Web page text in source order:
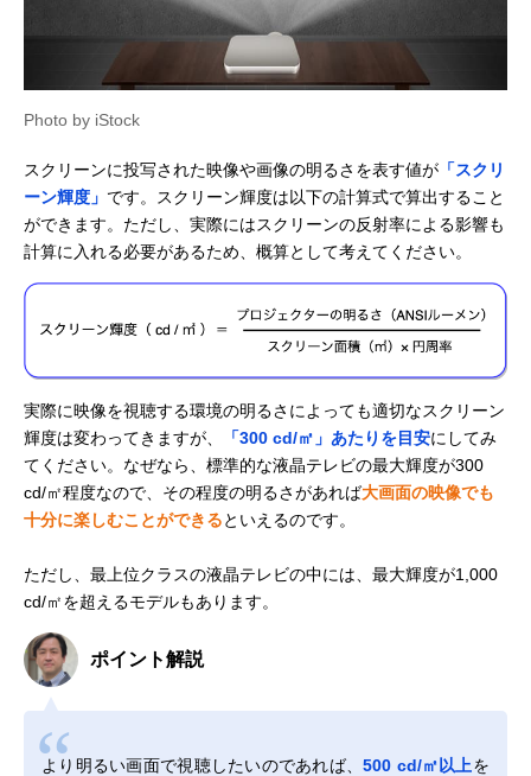
Photo by iStock
スクリーンに投写された映像や画像の明るさを表す値が 「スクリ
ーン輝度」 です。スクリーン輝度は以下の計算式で算出すること
ができます。ただし、実際にはスクリーンの反射率による影響も
計算に入れる必要があるため、概算として考えてください。
実際に映像を視聴する環境の明るさによっても適切なスクリーン
輝度は変わってきますが、
「300 cd/㎡」あたりを目安にしてみ
てください。なぜなら、標準的な液晶テレビの最大輝度が300
cd/㎡程度なので、その程度の明るさがあれば大画面の映像でも
十分に楽しむことができるといえるのです。
ただし、最上位クラスの液晶テレビの中には、最大輝度が1,000
cd/㎡を超えるモデルもあります。
ポイント解説
より明るい画面で視聴したいのであれば、500 cd/㎡以上を